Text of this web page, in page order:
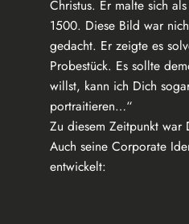
Christus. Er malte sich
1500. Diese Bild war
gedacht. Er zeigte es
Probestück. Es sollte
willst, kann ich Dich
portraitieren…“
Zu diesem Zeitpunkt war
Auch seine Corporate
entwickelt: